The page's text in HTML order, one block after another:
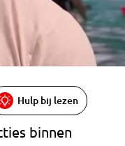
Hulp bij lezen
binnen